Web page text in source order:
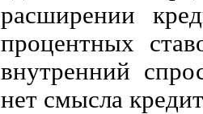
расширении
процентных
внутренний
нет смысла